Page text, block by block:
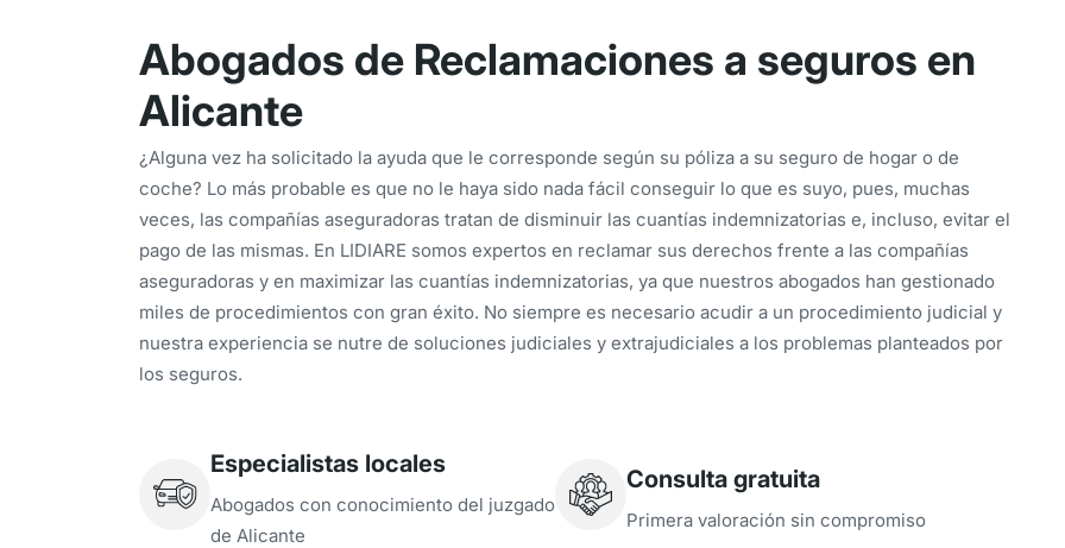
Abogados de Reclamaciones a seguros en
Alicante
¿Alguna vez ha solicitado la ayuda que le corresponde según su póliza a su seguro de hogar o de
coche? Lo más probable es que no le haya sido nada fácil conseguir lo que es suyo, pues, muchas
veces, las compañías aseguradoras tratan de disminuir las cuantías indemnizatorias e, incluso, evitar el
pago de las mismas. En LIDIARE somos expertos en reclamar sus derechos frente a las compañías
aseguradoras y en maximizar las cuantías indemnizatorias, ya que nuestros abogados han gestionado
miles de procedimientos con gran éxito. No siempre es necesario acudir a un procedimiento judicial y
nuestra experiencia se nutre de soluciones judiciales y extrajudiciales a los problemas planteados por
los seguros.
Especialistas locales
Abogados con conocimiento del juzgado
de Alicante
Consulta gratuita
Primera valoración sin compromiso